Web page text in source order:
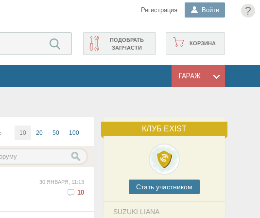
?
Регистрация Войти
КОРЗИНА
ПОДОБРАТЬ
ЗАПЧАСТИ
ГАРАЖ
КЛУБ EXIST
Cтать участником
SUZUKI LIANA
10 20 50 100
30 ЯНВАРЯ, 11:13
10